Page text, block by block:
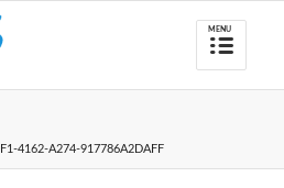
4162-A274-917786A2DAFF